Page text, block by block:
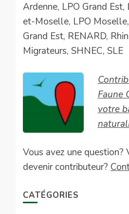
Ardenne, LPO Grand
et-Moselle, LPO
Grand Est, RENARD,
Migrateurs, SHNEC, SLE
Faune
votre
Vous avez une question?
devenir contributeur?
CATÉGORIES